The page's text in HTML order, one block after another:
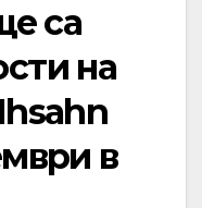
са
на
в